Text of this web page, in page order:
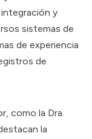
y
sistemas de
de experiencia
de
como la Dra.
la